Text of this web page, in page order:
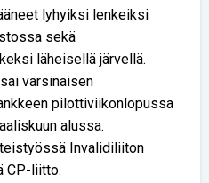
lyhyiksi lenkeiksi
sekä
läheisellä järvellä.
varsinaisen
pilottiviikonlopussa
alussa.
Invalidiliiton
CP-liitto.